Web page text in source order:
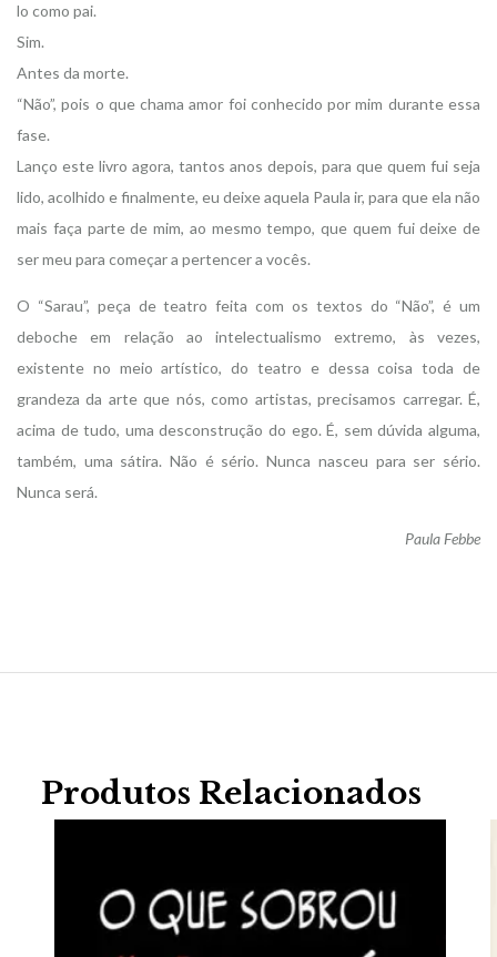
lo como pai.
Sim.
Antes da morte.
“Não”, pois o que chama amor foi conhecido por mim durante essa
fase.
Lanço este livro agora, tantos anos depois, para que quem fui seja
lido, acolhido e finalmente, eu deixe aquela Paula ir, para que ela não
mais faça parte de mim, ao mesmo tempo, que quem fui deixe de
ser meu para começar a pertencer a vocês.
O “Sarau”, peça de teatro feita com os textos do “Não”, é um
deboche em relação ao intelectualismo extremo, às vezes,
existente no meio artístico, do teatro e dessa coisa toda de
grandeza da arte que nós, como artistas, precisamos carregar. É,
acima de tudo, uma desconstrução do ego. É, sem dúvida alguma,
também, uma sátira. Não é sério. Nunca nasceu para ser sério.
Nunca será.
Paula Febbe
Produtos Relacionados